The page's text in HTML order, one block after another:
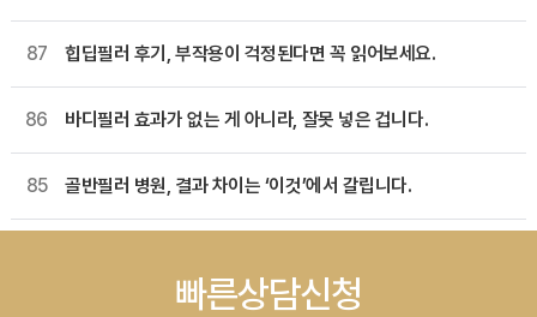
87 힙딥필러 후기, 부작용이 걱정된다면 꼭 읽어보세요.
86 바디필러 효과가 없는 게 아니라, 잘못 넣은 겁니다.
85 골반필러 병원, 결과 차이는 ‘이것’에서 갈립니다.
빠른상담신청